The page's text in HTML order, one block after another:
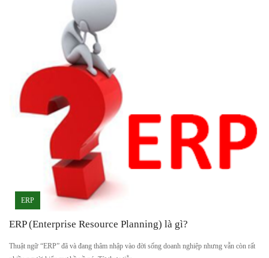
ERP
ERP (Enterprise Resource Planning) là gì?
Thuật ngữ “ERP” đã và đang thâm nhập vào đời sống doanh nghiệp nhưng vẫn còn rất